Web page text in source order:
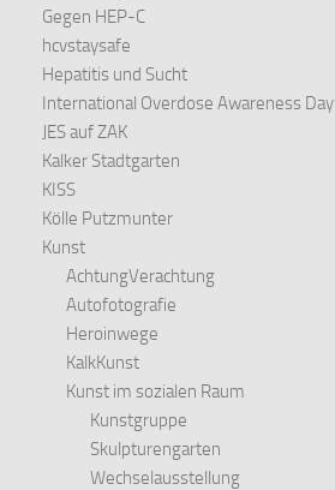
Gegen HEP-C
hcvstaysafe
Hepatitis und Sucht
International Overdose Awareness Day
JES auf ZAK
Kalker Stadtgarten
KISS
Kölle Putzmunter
Kunst
AchtungVerachtung
Autofotografie
Heroinwege
KalkKunst
Kunst im sozialen Raum
Kunstgruppe
Skulpturengarten
Wechselausstellung